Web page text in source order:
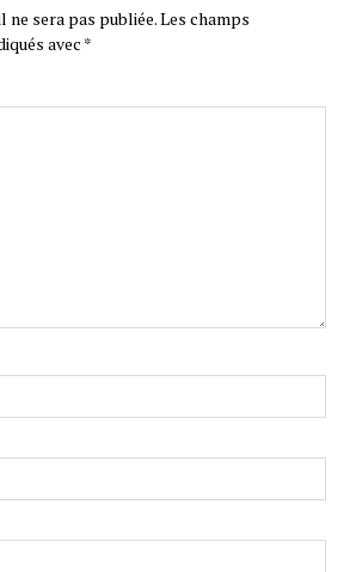
ne sera pas publiée.Les champs
avec *